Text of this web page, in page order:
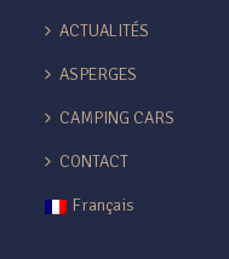
ACTUALITÉS
ASPERGES
CAMPING CARS
CONTACT
Français